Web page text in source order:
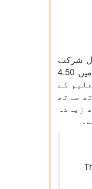
شرکت
دیکھنے کو ملی ہے۔ اس سال، پریکشا پے چرچا کے 9 ویں ایڈیشن کے لیے رجسٹریشن نے تمام پچھلے معیارات کو پیچھے چھوڑ دیا ہے، جس میں 4.50
کے
ساتھ
زیادہ